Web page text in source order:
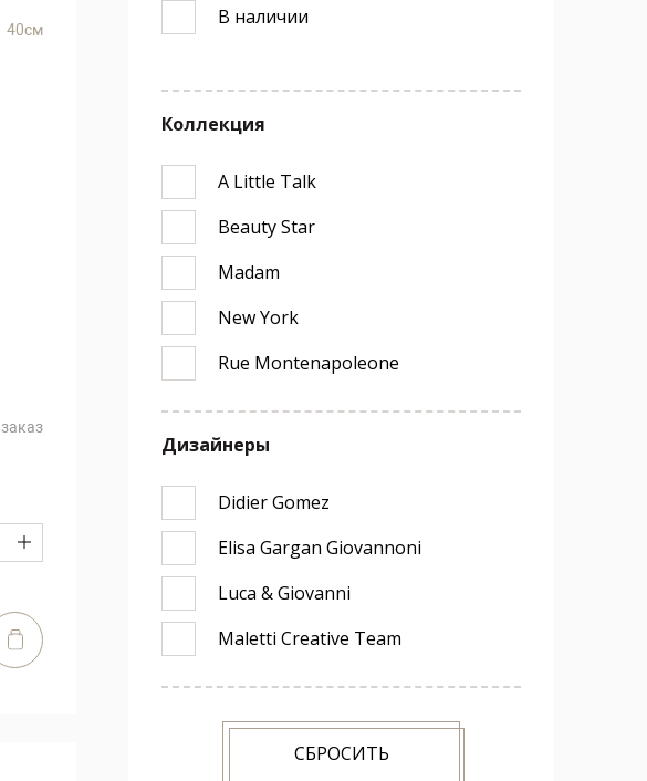
40 см
В наличии
Коллекция
A Little Talk
Beauty Star
Madam
New York
Rue Montenapoleone
Дизайнеры
Didier Gomez
Elisa Gargan Giovannoni
Luca & Giovanni
Maletti Creative Team
СБРОСИТЬ